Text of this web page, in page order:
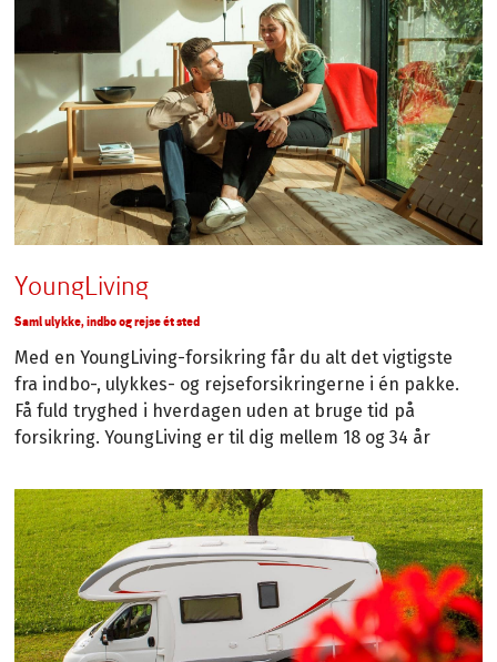
YoungLiving
Saml ulykke, indbo og rejse ét sted
Med en YoungLiving-forsikring får du alt det vigtigste
fra indbo-, ulykkes- og rejseforsikringerne i én pakke.
Få fuld tryghed i hverdagen uden at bruge tid på
forsikring. YoungLiving er til dig mellem 18 og 34 år